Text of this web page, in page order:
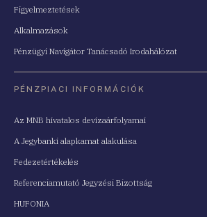
Figyelmeztetések
Alkalmazások
Pénzügyi Navigátor Tanácsadó Irodahálózat
PÉNZPIACI INFORMÁCIÓK
Az MNB hivatalos devizaárfolyamai
A Jegybanki alapkamat alakulása
Fedezetértékelés
Referenciamutató Jegyzési Bizottság
HUFONIA